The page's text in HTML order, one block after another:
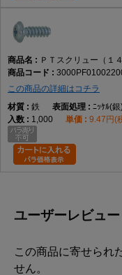
ＰＴスクリュー（１
この商品の詳細はコチラ
鉄
ﾆｯｹﾙ(
1,000
9.47円(
ユーザーレビュー
この商品に寄せられ
せん。